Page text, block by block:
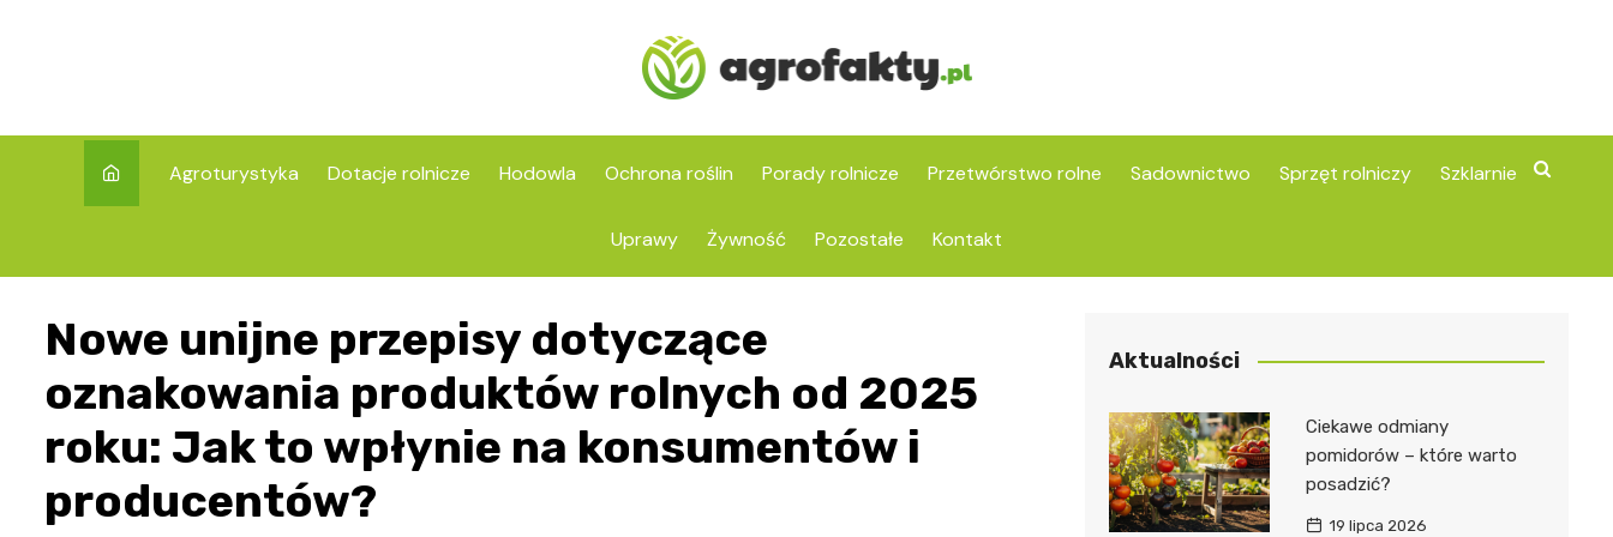
Agroturystyka Dotacje rolnicze Hodowla Ochrona roślin Porady rolnicze Przetwórstwo rolne Sadownictwo Sprzęt rolniczy Szklarnie
Uprawy Żywność Pozostałe Kontakt
Nowe unijne przepisy dotyczące
oznakowania produktów rolnych od 2025
roku: Jak to wpłynie na konsumentów i
producentów?
Aktualności
Ciekawe odmiany
pomidorów – które warto
posadzić?
19 lipca 2026